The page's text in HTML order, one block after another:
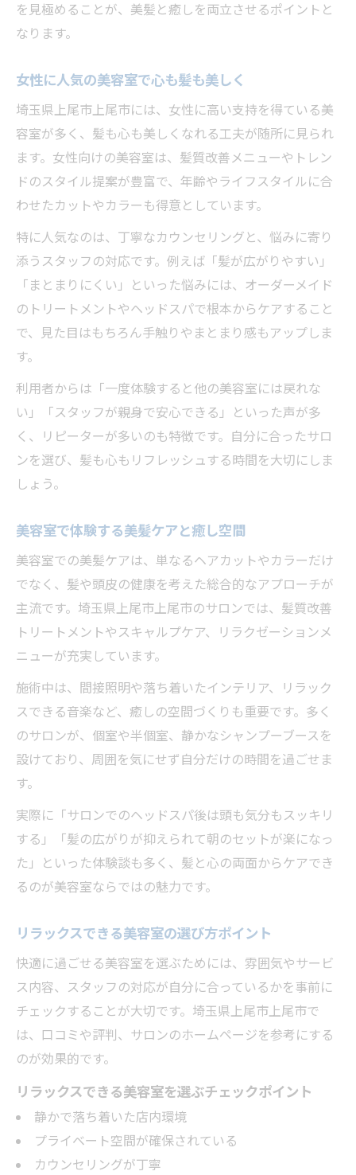
を見極めることが、美髪と癒しを両立させるポイントと
なります。
女性に人気の美容室で心も髪も美しく
埼玉県上尾市上尾市には、女性に高い支持を得ている美
容室が多く、髪も心も美しくなれる工夫が随所に見られ
ます。女性向けの美容室は、髪質改善メニューやトレン
ドのスタイル提案が豊富で、年齢やライフスタイルに合
わせたカットやカラーも得意としています。
特に人気なのは、丁寧なカウンセリングと、悩みに寄り
添うスタッフの対応です。例えば「髪が広がりやすい」
「まとまりにくい」といった悩みには、オーダーメイド
のトリートメントやヘッドスパで根本からケアすること
で、見た目はもちろん手触りやまとまり感もアップしま
す。
利用者からは「一度体験すると他の美容室には戻れな
い」「スタッフが親身で安心できる」といった声が多
く、リピーターが多いのも特徴です。自分に合ったサロ
ンを選び、髪も心もリフレッシュする時間を大切にしま
しょう。
美容室で体験する美髪ケアと癒し空間
美容室での美髪ケアは、単なるヘアカットやカラーだけ
でなく、髪や頭皮の健康を考えた総合的なアプローチが
主流です。埼玉県上尾市上尾市のサロンでは、髪質改善
トリートメントやスキャルプケア、リラクゼーションメ
ニューが充実しています。
施術中は、間接照明や落ち着いたインテリア、リラック
スできる音楽など、癒しの空間づくりも重要です。多く
のサロンが、個室や半個室、静かなシャンプーブースを
設けており、周囲を気にせず自分だけの時間を過ごせま
す。
実際に「サロンでのヘッドスパ後は頭も気分もスッキリ
する」「髪の広がりが抑えられて朝のセットが楽になっ
た」といった体験談も多く、髪と心の両面からケアでき
るのが美容室ならではの魅力です。
リラックスできる美容室の選び方ポイント
快適に過ごせる美容室を選ぶためには、雰囲気やサービ
ス内容、スタッフの対応が自分に合っているかを事前に
チェックすることが大切です。埼玉県上尾市上尾市で
は、口コミや評判、サロンのホームページを参考にする
のが効果的です。
リラックスできる美容室を選ぶチェックポイント
静かで落ち着いた店内環境
プライベート空間が確保されている
カウンセリングが丁寧